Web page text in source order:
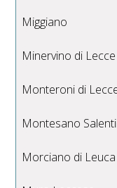
Miggiano
Minervino di Lecce
Monteroni di
Montesano
Morciano di Leuca